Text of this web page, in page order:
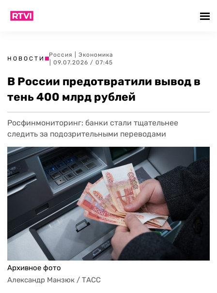
НОВОСТИ
Россия
Экономика
| 09.07.2026 / 07:45
В России предотвратили вывод в
тень 400 млрд рублей
Росфинмониторинг: банки стали тщательнее
следить за подозрительными переводами
Архивное фото
Александр Манзюк / ТАСС